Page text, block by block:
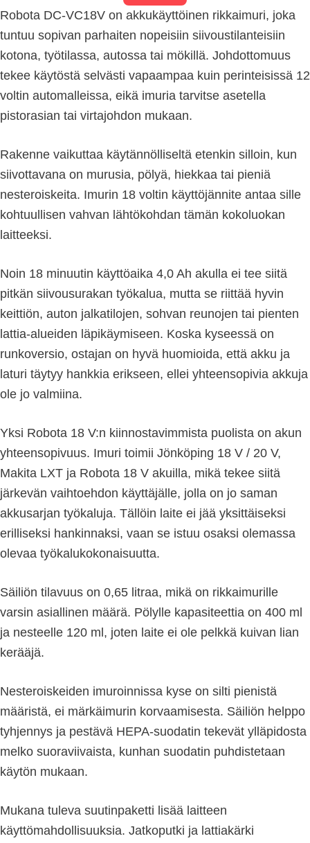
Robota DC-VC18V on akkukäyttöinen rikkaimuri, joka
tuntuu sopivan parhaiten nopeisiin siivoustilanteisiin
kotona, työtilassa, autossa tai mökillä. Johdottomuus
tekee käytöstä selvästi vapaampaa kuin perinteisissä 12
voltin automalleissa, eikä imuria tarvitse asetella
pistorasian tai virtajohdon mukaan.
Rakenne vaikuttaa käytännölliseltä etenkin silloin, kun
siivottavana on murusia, pölyä, hiekkaa tai pieniä
nesteroiskeita. Imurin 18 voltin käyttöjännite antaa sille
kohtuullisen vahvan lähtökohdan tämän kokoluokan
laitteeksi.
Noin 18 minuutin käyttöaika 4,0 Ah akulla ei tee siitä
pitkän siivousurakan työkalua, mutta se riittää hyvin
keittiön, auton jalkatilojen, sohvan reunojen tai pienten
lattia-alueiden läpikäymiseen. Koska kyseessä on
runkoversio, ostajan on hyvä huomioida, että akku ja
laturi täytyy hankkia erikseen, ellei yhteensopivia akkuja
ole jo valmiina.
Yksi Robota 18 V:n kiinnostavimmista puolista on akun
yhteensopivuus. Imuri toimii Jönköping 18 V / 20 V,
Makita LXT ja Robota 18 V akuilla, mikä tekee siitä
järkevän vaihtoehdon käyttäjälle, jolla on jo saman
akkusarjan työkaluja. Tällöin laite ei jää yksittäiseksi
erilliseksi hankinnaksi, vaan se istuu osaksi olemassa
olevaa työkalukokonaisuutta.
Säiliön tilavuus on 0,65 litraa, mikä on rikkaimurille
varsin asiallinen määrä. Pölylle kapasiteettia on 400 ml
ja nesteelle 120 ml, joten laite ei ole pelkkä kuivan lian
kerääjä.
Nesteroiskeiden imuroinnissa kyse on silti pienistä
määristä, ei märkäimurin korvaamisesta. Säiliön helppo
tyhjennys ja pestävä HEPA-suodatin tekevät ylläpidosta
melko suoraviivaista, kunhan suodatin puhdistetaan
käytön mukaan.
Mukana tuleva suutinpaketti lisää laitteen
käyttömahdollisuuksia. Jatkoputki ja lattiakärki